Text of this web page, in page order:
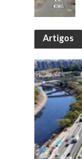
Artigos